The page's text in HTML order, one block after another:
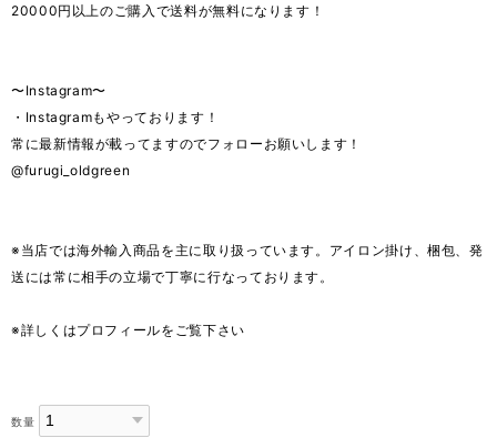
20000円以上のご購入で送料が無料になります！
〜Instagram〜
・Instagramもやっております！
常に最新情報が載ってますのでフォローお願いします！
@furugi_oldgreen
※当店では海外輸入商品を主に取り扱っています。アイロン掛け、梱包、発
送には常に相手の立場で丁寧に行なっております。
※詳しくはプロフィールをご覧下さい
数量